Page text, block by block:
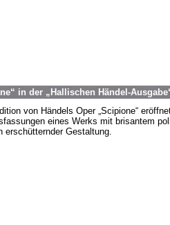
in der „Hallischen Händel-
von Händels Oper „Scipione“
eines Werks mit brisantem
erschütternder Gestaltung.